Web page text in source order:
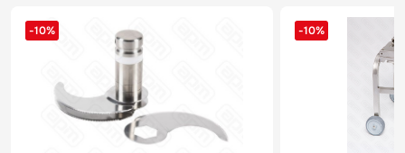
-10% -10%